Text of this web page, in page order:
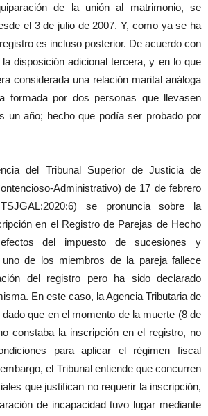
de la unión al matrimonio, se
el 3 de julio de 2007. Y, como ya se ha
es incluso posterior. De acuerdo con
disposición adicional tercera, y en lo que
considerada una relación marital análoga
formada por dos personas que llevasen
un año; hecho que podía ser probado por
del Tribunal Superior de Justicia de
Administrativo) de 17 de febrero
se pronuncia sobre la
en el Registro de Parejas de Hecho
del impuesto de sucesiones y
uno de los miembros de la pareja fallece
del registro pero ha sido declarado
En este caso, la Agencia Tributaria de
que en el momento de la muerte (8 de
constaba la inscripción en el registro, no
para aplicar el régimen fiscal
el Tribunal entiende que concurren
que justifican no requerir la inscripción,
de incapacidad tuvo lugar mediante